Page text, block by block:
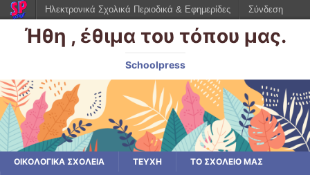
Ήθη , έθιμα του τόπου μας.
Schoolpress
ΟΙΚΟΛΟΓΙΚΆ ΣΧΟΛΕΊΑ ΤΕΥΧΗ
ΤΟ ΣΧΟΛΕΙΟ ΜΑΣ
Ηλεκτρονικά Σχολικά Περιοδικά & Εφημερίδες Σύνδεση